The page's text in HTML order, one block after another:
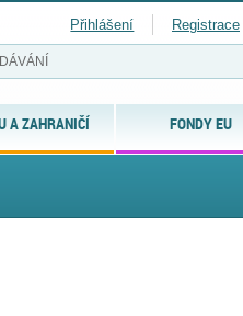
A ZAHRANIČÍ FONDY EU
Přihlášení Registrace